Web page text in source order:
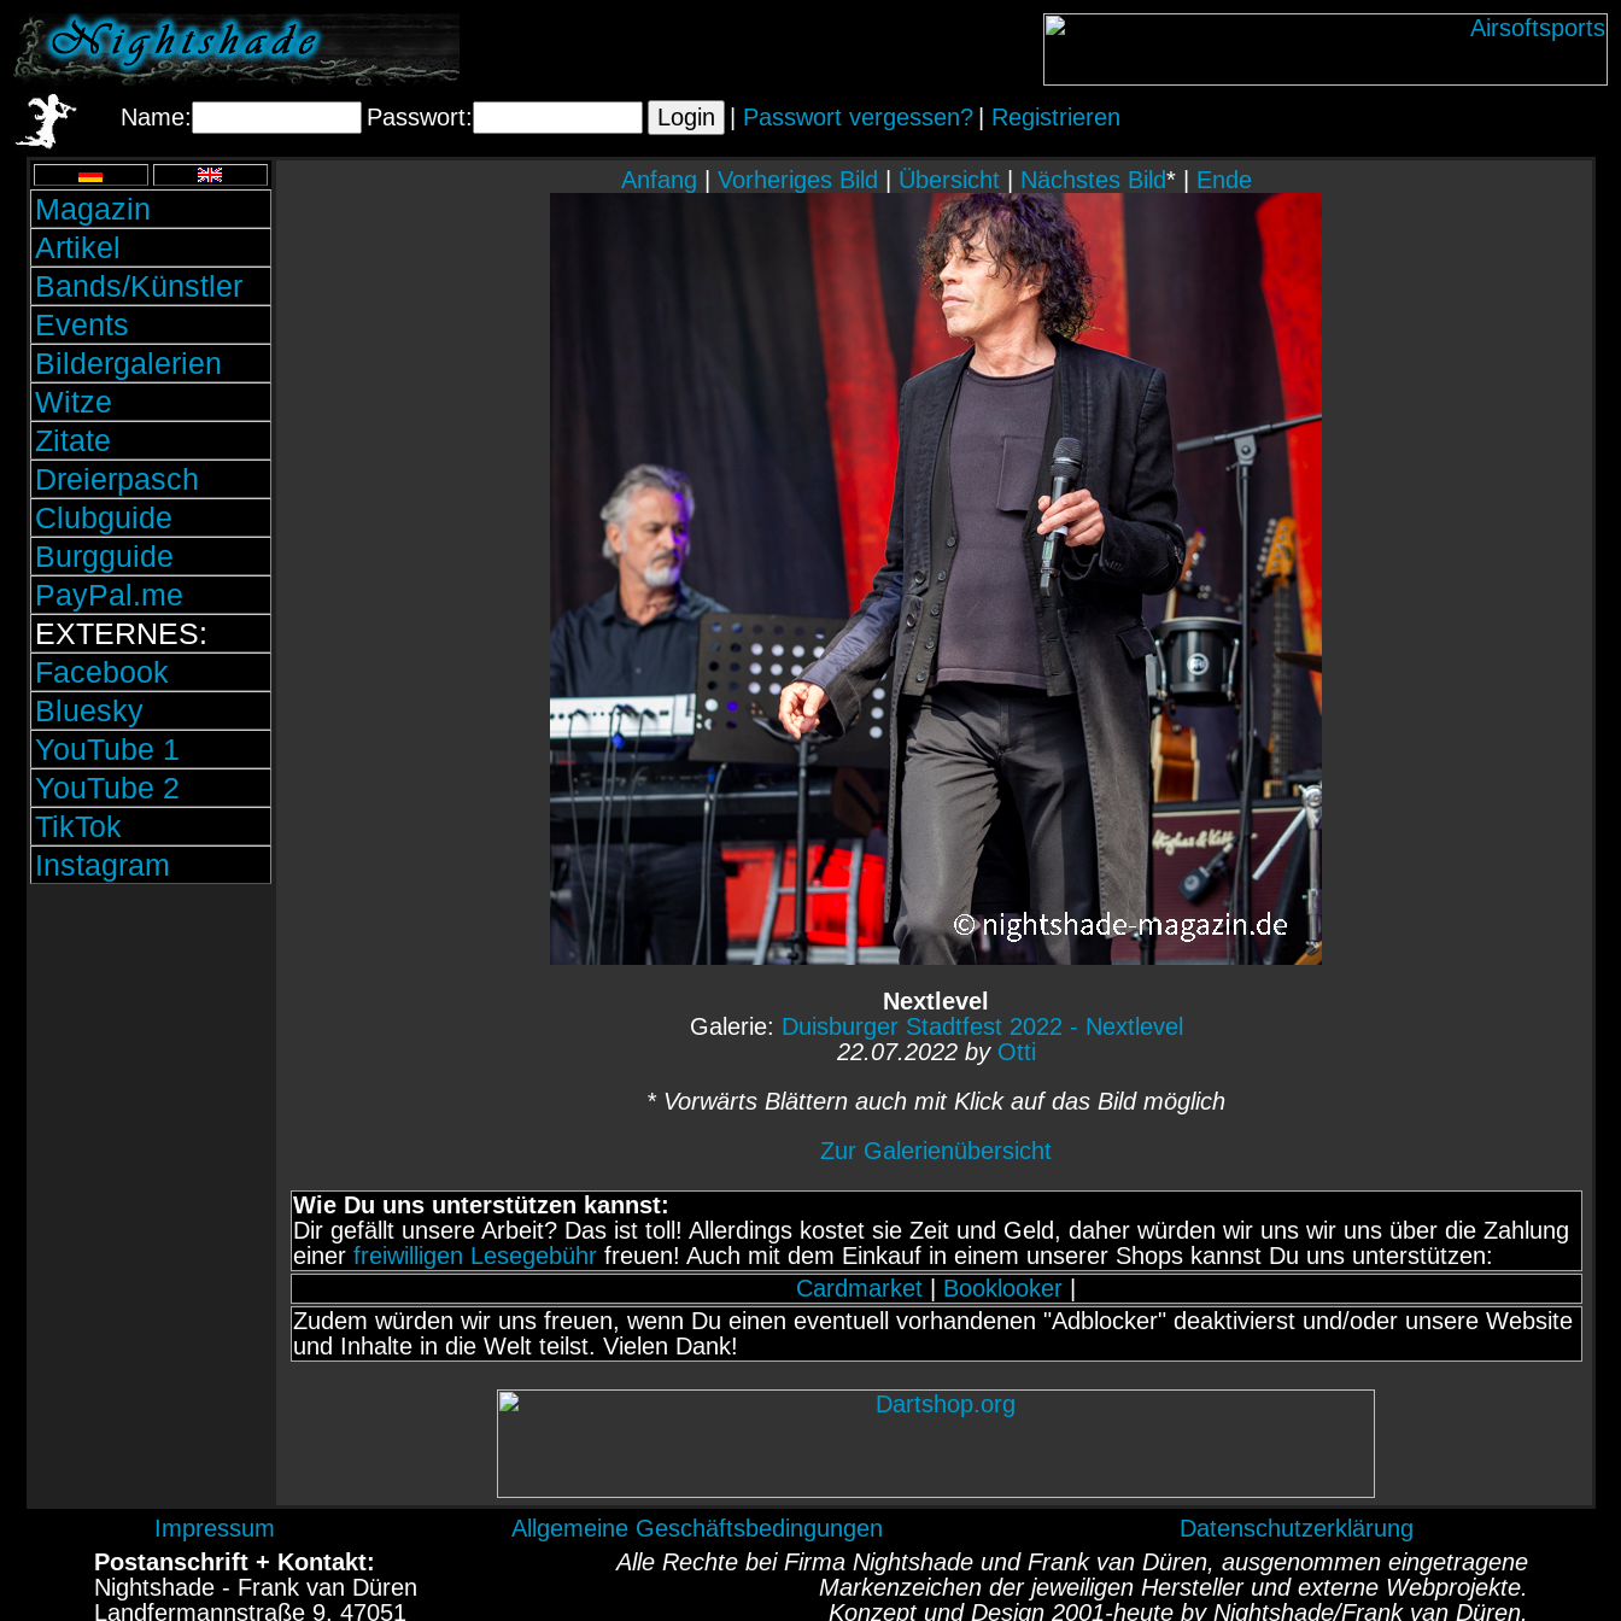
Name: Passwort: Passwort vergessen? Registrieren
Magazin
Artikel
Bands/Künstler
Events
Bildergalerien
Witze
Zitate
Dreierpasch
Clubguide
Burgguide
PayPal.me
EXTERNES:
Facebook
Bluesky
YouTube 1
YouTube 2
TikTok
Instagram
Anfang Vorheriges Bild Übersicht| Nächstes Bild* | Ende
Nextlevel
Galerie: Duisburger Stadtfest 2022 - Nextlevel
22.07.2022 by Otti
* Vorwärts Blättern auch mit Klick auf das Bild möglich
Zur Galerienübersicht
Wie Du uns unterstützen kannst:
Dir gefällt unsere Arbeit? Das ist toll! Allerdings kostet sie Zeit und Geld, daher würden wir uns wir uns über die Zahlung
einer freiwilligen Lesegebührfreuen! Auch mit dem Einkauf in einem unserer Shops kannst Du uns unterstützen:
Cardmarket
Booklooker
Zudem würden wir uns freuen, wenn Du einen eventuell vorhandenen "Adblocker" deaktivierst und/oder unsere Website
und Inhalte in die Welt teilst. Vielen Dank!
Impressum Allgemeine Geschäftsbedingungen
Datenschutzerklärung
Postanschrift + Kontakt:
Nightshade - Frank van Düren
Landfermannstraße 9, 47051
Alle Rechte bei Firma Nightshade und Frank van Düren, ausgenommen eingetragene
Markenzeichen der jeweiligen Hersteller und externe Webprojekte.
Konzept und Design 2001-heute by Nightshade/Frank van Düren.